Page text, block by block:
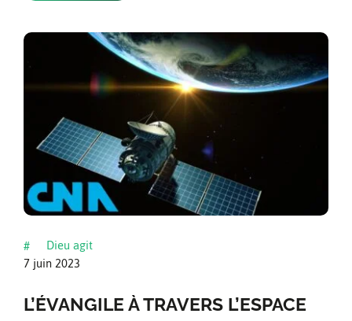
# Dieu agit
7 juin 2023
L’ÉVANGILE À TRAVERS L’ESPACE